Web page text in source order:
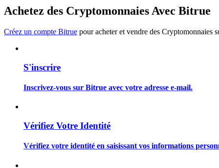
Devenez un trader de copie
Information
Analyse de mégadonnées, y compris des informations
Achetez des Cryptomonnaies Avec Bitrue
Créez un compte Bitrue pour acheter et vendre des Cryptomonnaies
S'inscrire
Inscrivez-vous sur Bitrue avec votre adresse e-mail.
Vérifiez Votre Identité
Vérifiez votre identité en saisissant vos informations